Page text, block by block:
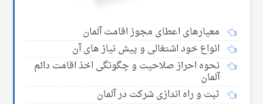
معیارهای اعطای مجوز اقامت آلمان
انواع خود اشتغالی و پیش نیاز های آن
نحوه احراز صلاحیت و چگونگی اخذ اقامت دائم
آلمان
ثبت و راه اندازی شرکت در آلمان